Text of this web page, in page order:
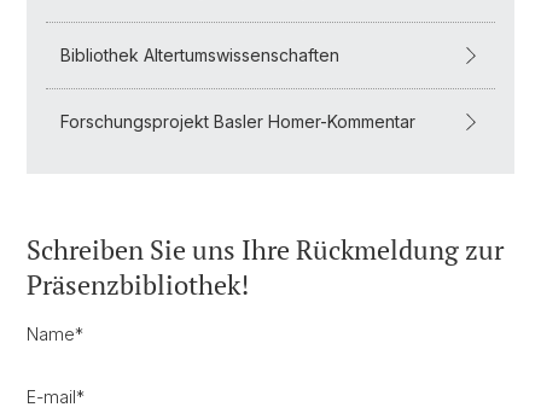
Bibliothek Altertumswissenschaften
Forschungsprojekt Basler Homer-Kommentar
Schreiben Sie uns Ihre Rückmeldung zur
Präsenzbibliothek!
Name*
E-mail*